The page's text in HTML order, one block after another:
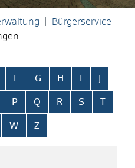
Bürgerservice
F G H
P Q R S T
W Z